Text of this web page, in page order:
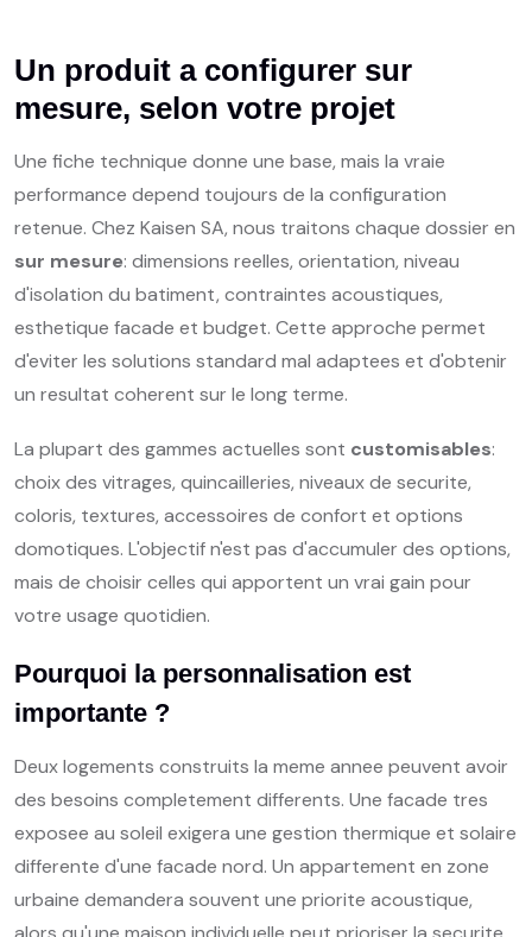
Un produit a configurer sur
mesure, selon votre projet
Une fiche technique donne une base, mais la vraie
performance depend toujours de la configuration
retenue. Chez Kaisen SA, nous traitons chaque dossier en
sur mesure: dimensions reelles, orientation, niveau
d'isolation du batiment, contraintes acoustiques,
esthetique facade et budget. Cette approche permet
d'eviter les solutions standard mal adaptees et d'obtenir
un resultat coherent sur le long terme.
La plupart des gammes actuelles sont customisables:
choix des vitrages, quincailleries, niveaux de securite,
coloris, textures, accessoires de confort et options
domotiques. L'objectif n'est pas d'accumuler des options,
mais de choisir celles qui apportent un vrai gain pour
votre usage quotidien.
Pourquoi la personnalisation est
importante ?
Deux logements construits la meme annee peuvent avoir
des besoins completement differents. Une facade tres
exposee au soleil exigera une gestion thermique et solaire
differente d'une facade nord. Un appartement en zone
urbaine demandera souvent une priorite acoustique,